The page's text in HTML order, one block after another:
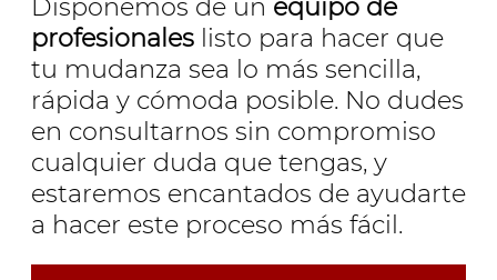
Disponemos de un equipo de
profesionales listo para hacer que
tu mudanza sea lo más sencilla,
rápida y cómoda posible. No dudes
en consultarnos sin compromiso
cualquier duda que tengas, y
estaremos encantados de ayudarte
a hacer este proceso más fácil.